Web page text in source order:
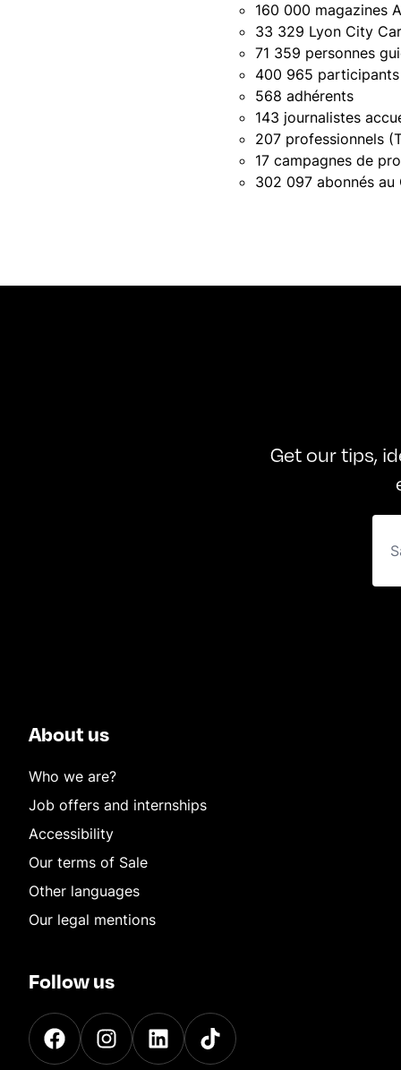
160 000 magazines
33 329 Lyon City
71 359 personnes
400 965
568 adhérents
143 journalistes
207 professionnels
17 campagnes de
302 097 abonnés au
Get our tips,
About us
Who we are?
Job offers and internships
Accessibility
Our terms of Sale
Other languages
Our legal mentions
Follow us